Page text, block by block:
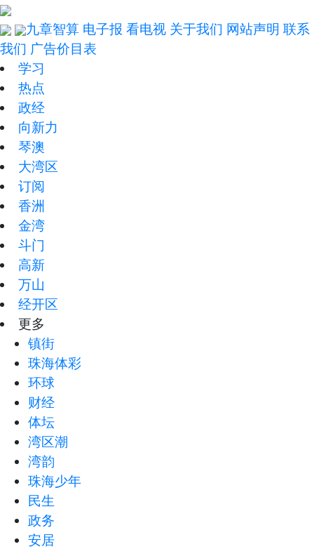
九章智算 电子报 看电视 关于我们 网站声明 联系
我们 广告价目表
学习
热点
政经
向新力
琴澳
大湾区
订阅
香洲
金湾
斗门
高新
万山
经开区
更多
镇街
珠海体彩
环球
财经
体坛
湾区潮
湾韵
珠海少年
民生
政务
安居